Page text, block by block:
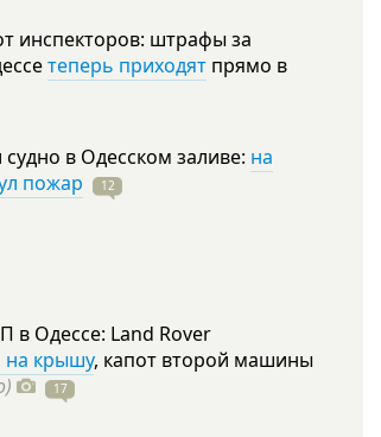
инспекторов: штрафы за
теперь приходят прямо в
судно в Одесском заливе: на
пожар
12
в Одессе: Land Rover
на крышу, капот второй машины
17